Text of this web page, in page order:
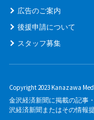
広告のご案内
後援申請について
スタッフ募集
Copyright 2023 Kanazawa
金沢経済新聞に掲載の記事
沢経済新聞またはその情報